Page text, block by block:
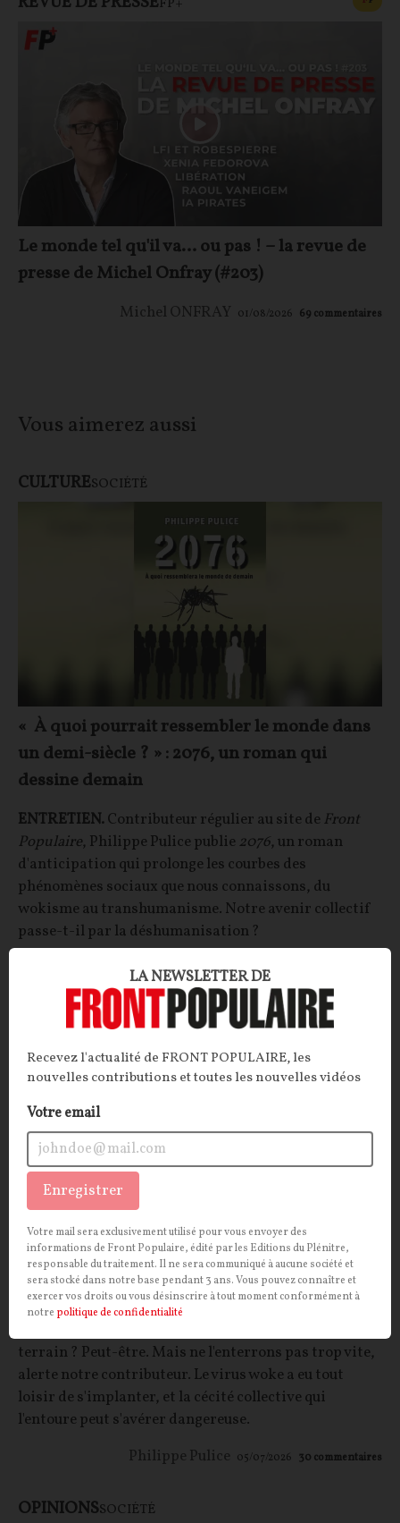
FP+
Le monde tel qu'il va… ou pas ! – la revue de
presse de Michel Onfray (#203)
Michel ONFRAY 01/08/2026 69 commentaires
Vous aimerez aussi
CULTURESOCIÉTÉ
« À quoi pourrait ressembler le monde dans
un demi-siècle ? » : 2076, un roman qui
dessine demain
ENTRETIEN.Contributeur régulier au site de Front
Populaire, Philippe Pulice publie 2076, un roman
d'anticipation qui prolonge les courbes des
phénomènes sociaux que nous connaissons, du
wokisme au transhumanisme. Notre avenir collectif
passe-t-il par la déshumanisation ?
Philippe Pulice 23/07/2026
OPINIONS SOCIÉTÉ
Contrairement aux idées reçues, le wokisme
n'est pas mort
terrain ? Peut-être. Mais ne l'enterrons pas trop vite,
alerte notre contributeur. Le virus woke a eu tout
loisir de s'implanter, et la cécité collective qui
l'entoure peut s'avérer dangereuse.
Philippe Pulice 05/07/2026 30 commentaires
OPINIONSSOCIÉTÉ
LA NEWSLETTER DE
Recevez l'actualité de FRONT POPULAIRE, les
nouvelles contributions et toutes les nouvelles vidéos
Votre email
Enregistrer
Votre mail sera exclusivement utilisé pour vous envoyer des
informations de Front Populaire, édité par les Editions du Plénitre,
responsable du traitement. Il ne sera communiqué à aucune société et
sera stocké dans notre base pendant 3 ans. Vous pouvez connaître et
exercer vos droits ou vous désinscrire à tout moment conformément à
notre politique de confidentialité